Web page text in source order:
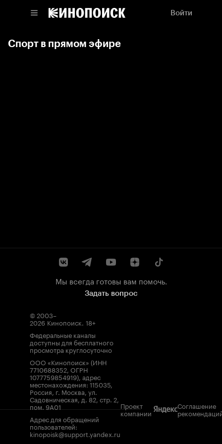
Войти
Спорт в прямом эфире
Мы всегда готовы вам помочь.
Задать вопрос
© 2003–
2026 Кинопоиск. 18+
Федеральные каналы
доступны для бесплатного
просмотра круглосуточно
ООО «Кинопоиск» (ИНН
7710688352, ОГРН
1077759854919), адрес
местонахождения: 115035,
Россия, г. Москва, ул.
Садовническая, д. 82, стр. 2,
пом. 9А01
Адрес для обращений
пользователей:
kinopoisk@support.yandex.ru
Проект
компании
Соглашение